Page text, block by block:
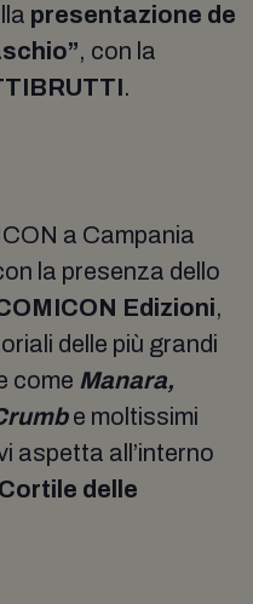
presentazione de
, con la
.
a Campania
la presenza dello
Edizioni,
delle più grandi
come Manara,
e moltissimi
aspetta all’interno
delle